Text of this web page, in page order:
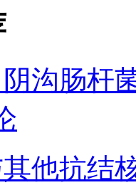
沟肠杆
他抗结